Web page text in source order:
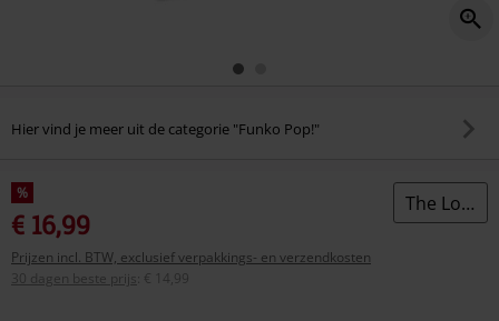
Hier vind je meer uit de categorie "Funko Pop!"
%
€ 16,99
Prijzen incl. BTW, exclusief verpakkings- en verzendkosten
30 dagen beste prijs
€ 14,99
The Lord Of The Rings